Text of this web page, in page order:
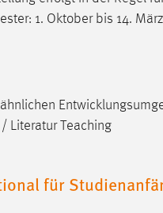
1. Oktober bis 14.
Literatur Teaching
für